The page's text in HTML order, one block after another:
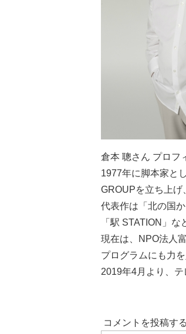
倉本 聰さん プロフ
1977年に脚本家と
GROUPを立ち上げ
代表作は「北の国
「駅 STATION」な
現在は、NPO法人
プログラムにも力を
2019年4月より、テ